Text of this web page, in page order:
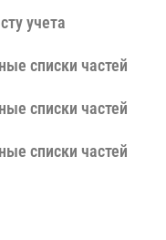
учета
списки частей
списки частей
списки частей